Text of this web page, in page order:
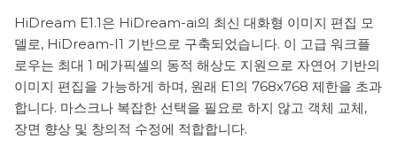
HiDream E1.1은 HiDream-ai의 최신 대화형 이미지 편집 모
델로, HiDream-I1 기반으로 구축되었습니다. 이 고급 워크플
로우는 최대 1 메가픽셀의 동적 해상도 지원으로 자연어 기반의
이미지 편집을 가능하게 하며, 원래 E1의 768x768 제한을 초과
합니다. 마스크나 복잡한 선택을 필요로 하지 않고 객체 교체,
장면 향상 및 창의적 수정에 적합합니다.